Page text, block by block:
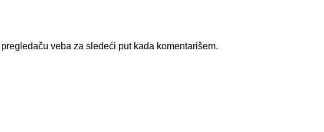
veba za sledeći put kada komentarišem.